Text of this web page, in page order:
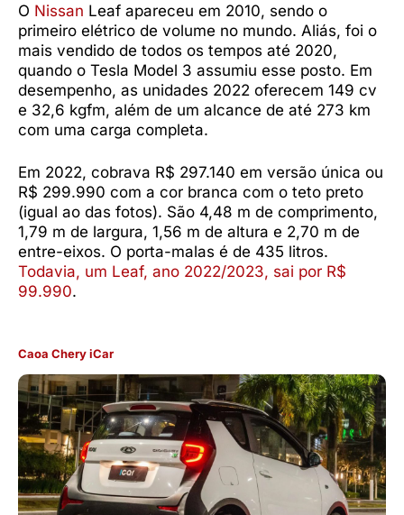
O Nissan Leaf apareceu em 2010, sendo o
primeiro elétrico de volume no mundo. Aliás, foi o
mais vendido de todos os tempos até 2020,
quando o Tesla Model 3 assumiu esse posto. Em
desempenho, as unidades 2022 oferecem 149 cv
e 32,6 kgfm, além de um alcance de até 273 km
com uma carga completa.
Em 2022, cobrava R$ 297.140 em versão única ou
R$ 299.990 com a cor branca com o teto preto
(igual ao das fotos). São 4,48 m de comprimento,
1,79 m de largura, 1,56 m de altura e 2,70 m de
entre-eixos. O porta-malas é de 435 litros.
Todavia, um Leaf, ano 2022/2023, sai por R$
99.990.
Caoa Chery iCar